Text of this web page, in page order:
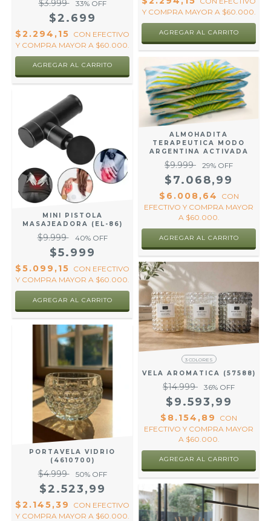
$3.999 33% OFF
$2.699
$2.294,15 CON EFECTIVO
Y COMPRA MAYOR A $60.000.
Y COMPRA MAYOR A $60.000.
MINI PISTOLA
MASAJEADORA (EL-86)
$9.999 40% OFF
$5.999
$5.099,15 CON EFECTIVO
Y COMPRA MAYOR A $60.000.
ALMOHADITA
TERAPEUTICA MODO
ARGENTINA ACTIVADA
$9.999 29% OFF
$7.068,99
$6.008,64
CON
EFECTIVO Y COMPRA MAYOR
A $60.000.
PORTAVELA VIDRIO
(4610700)
$4.999 50% OFF
$2.523,99
$2.145,39 CON EFECTIVO
Y COMPRA MAYOR A $60.000.
3 COLORES
VELA AROMATICA (57588)
$14.999 36% OFF
$9.593,99
$8.154,89
CON
EFECTIVO Y COMPRA MAYOR
A $60.000.
AGREGAR AL CARRITO